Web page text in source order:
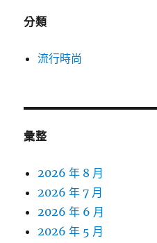
分類
流行時尚
彙整
2026 年 8 月
2026 年 7 月
2026 年 6 月
2026 年 5 月